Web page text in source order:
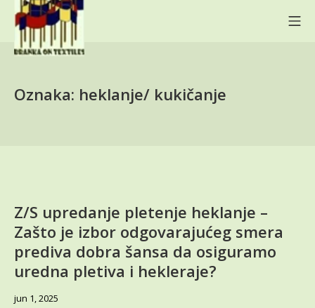
content
Oznaka: heklanje/ kukičanje
Z/S upredanje pletenje heklanje –
Zašto je izbor odgovarajućeg smera
prediva dobra šansa da osiguramo
uredna pletiva i hekleraje?
jun 1, 2025